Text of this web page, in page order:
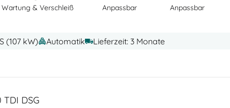
& Verschleiß
Anpassbar Anpassbar
(107 kW) Automatik Lieferzeit: 3 Monate
DSG